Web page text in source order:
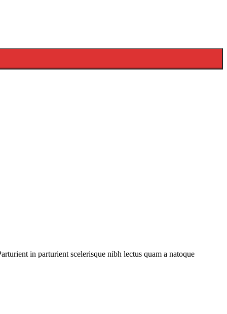
in parturient scelerisque nibh lectus quam a natoque